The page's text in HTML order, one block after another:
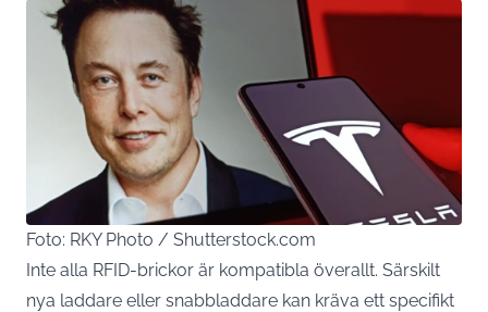
Foto: RKY Photo / Shutterstock.com
Inte alla RFID-brickor är kompatibla överallt. Särskilt
nya laddare eller snabbladdare kan kräva ett specifikt